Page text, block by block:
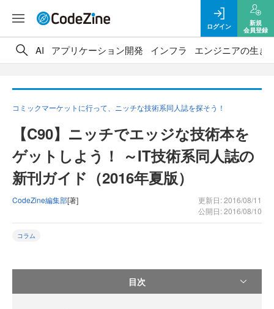
ログイン
新規
会員登録
AI アプリケーション開発 インフラ エンジニアの生き
コミックマーケットに行って、ニッチな技術系同人誌を探そう！
【C90】ニッチでエッジな技術本を
ゲットしよう！ ～IT技術系同人誌の
新刊ガイド（2016年夏版）
CodeZine編集部[著]
更新日: 2016/08/11
公開日: 2016/08/10
コラム
目次